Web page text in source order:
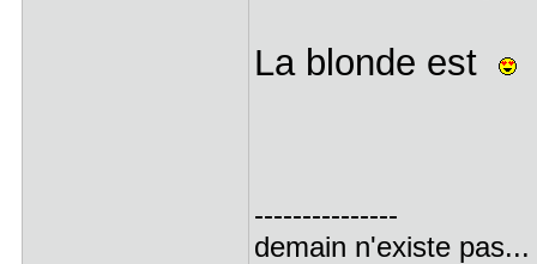
La blonde est
---------------
demain n'existe pas...